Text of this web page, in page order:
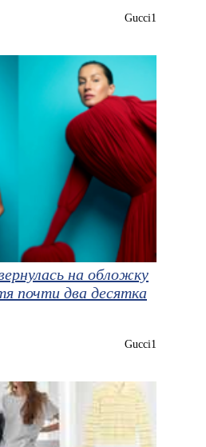
Gucci1
на обложку
почти два десятка
Gucci1